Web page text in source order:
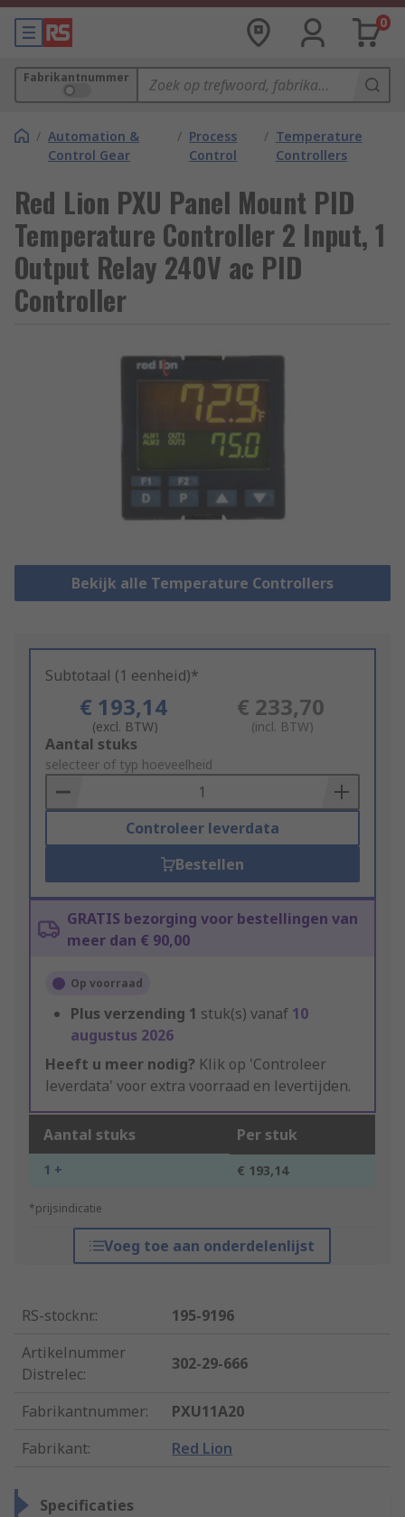
0
Fabrikantnummer
/ Automation &
Control Gear
/ Process
Control
/ Temperature
Controllers
Red Lion PXU Panel Mount PID
Temperature Controller 2 Input, 1
Output Relay 240V ac PID
Controller
Bekijk alle Temperature Controllers
Subtotaal (1 eenheid)*
€ 193,14
(excl. BTW)
€ 233,70
(incl. BTW)
Add
to
Basket
Aantal stuks
selecteer of typ hoeveelheid
Controleer leverdata
Bestellen
GRATIS bezorging voor bestellingen van
meer dan € 90,00
Op voorraad
Plus verzending 1 stuk(s) vanaf 10
augustus 2026
Heeft u meer nodig? Klik op 'Controleer
leverdata' voor extra voorraad en levertijden.
Aantal stuks Per stuk
1 + € 193,14
*prijsindicatie
Voeg toe aan onderdelenlijst
RS-stocknr.:
195-9196
Artikelnummer
Distrelec:
302-29-666
Fabrikantnummer:
PXU11A20
Fabrikant: Red Lion
Specificaties